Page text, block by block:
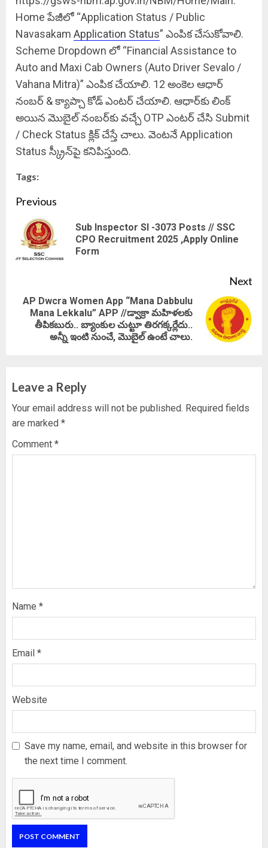
Home పేజీలో “Application Status / Public
Navasakam Application Status” ఎంపిక చేసుకోవాలి.
Scheme Dropdown లో “Financial Assistance to
Auto and Maxi Cab Owners (Auto Driver Sevalo /
Vahana Mitra)” ఎంపిక చేయాలి. 12 అంకెల ఆధార్
నంబర్ & క్యాప్చా కోడ్ ఎంటర్ చేయాలి. ఆధార్‌కు లింక్
అయిన మొబైల్ నంబర్‌కు వచ్చే OTP ఎంటర్ చేసి Submit
/ Check Status క్లిక్ చేస్తే చాలు. వెంటనే Application
Status స్క్రీన్‌పై కనిపిస్తుంది.
Tags:
Continue
Reading
Previous
Sub Inspector SI -3073 Posts // SSC
CPO Recruitment 2025 ,Apply Online
Form
Next
Next
post:
AP Dwcra Women App “Mana Dabbulu
Mana Lekkalu” APP //డ్వాక్రా మహిళలకు
తీపికబురు.. బ్యాంకుల చుట్టూ తిరగక్కర్లేదు..
అన్నీ ఇంటి నుంచే, మొబైల్ ఉంటే చాలు.
Leave a Reply
Your email address will not be published. Required fields
are marked *
Comment *
Name *
Email *
Website
Save my name, email, and website in this browser for
the next time I comment.